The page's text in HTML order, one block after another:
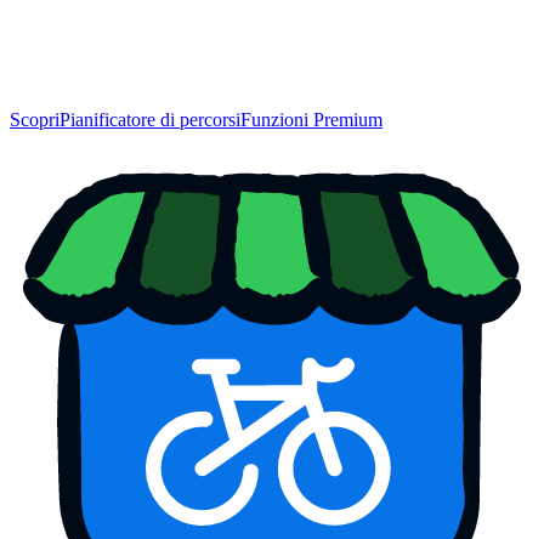
ScopriPianificatore di percorsiFunzioni Premium